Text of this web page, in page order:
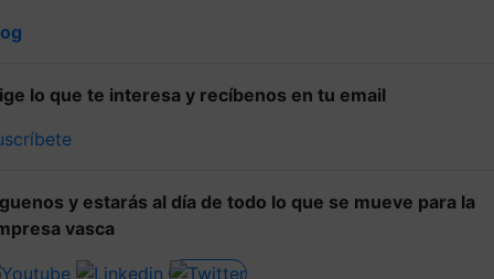
lo que te interesa y recíbenos en tu email
y estarás al día de todo lo que se mueve para la
vasca